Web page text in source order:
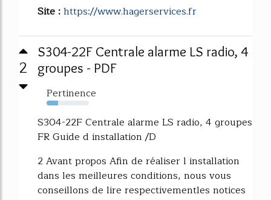
Site :https://www.hagerservices.fr
2
S304-22F Centrale alarme LS radio, 4
groupes - PDF
Pertinence
27%
S304-22F Centrale alarme LS radio, 4 groupes
FR Guide d installation /D
2 Avant propos Afin de réaliser l installation
dans les meilleures conditions, nous vous
conseillons de lire respectivementles notices